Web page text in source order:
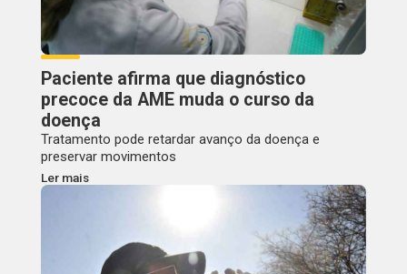
Paciente afirma que diagnóstico
precoce da AME muda o curso da
doença
Tratamento pode retardar avanço da doença e
preservar movimentos
Ler mais